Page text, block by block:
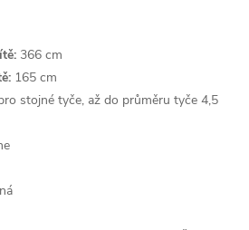
366 cm
165 cm
stojné tyče, až do průměru tyče 4,5